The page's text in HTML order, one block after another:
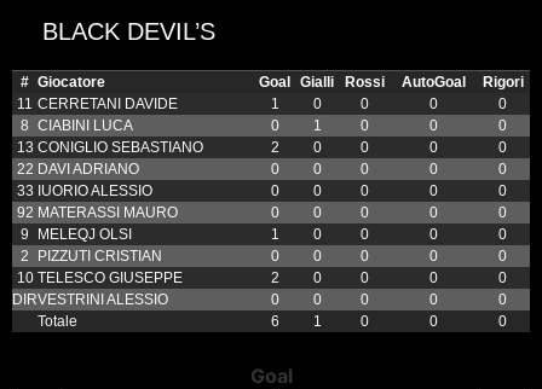
BLACK DEVIL’S
# Giocatore Goal Gialli Rossi AutoGoal
Rigori
11 CERRETANI DAVIDE 1 0 0 0
0
8 CIABINI LUCA 0 1 0 0
0
13 CONIGLIO SEBASTIANO 2 0 0 0
0
22 DAVI ADRIANO 0 0 0 0
0
33 IUORIO ALESSIO 0 0 0 0
0
92 MATERASSI MAURO 0 0 0 0
0
9
MELEQJ OLSI 1 0 0 0
0
2
PIZZUTI CRISTIAN 0 0 0 0
0
10 TELESCO GIUSEPPE 2 0 0 0
0
DIRVESTRINI ALESSIO 0 0 0 0
0
Totale
6 1 0 0 0
Goal